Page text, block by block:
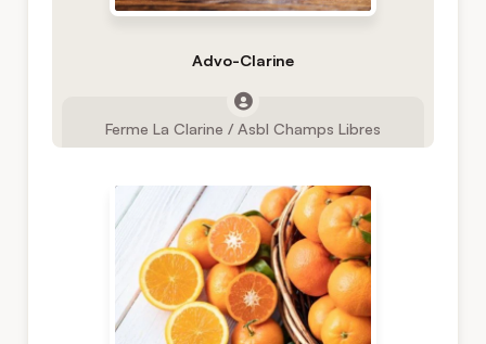
Advo-Clarine
Ferme La Clarine / Asbl Champs Libres